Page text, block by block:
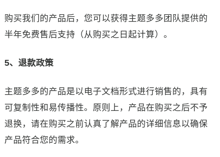
购买我们的产品后，您可以获得主题多多团队提供的
半年免费售后支持（从购买之日起计算）。
5、退款政策
主题多多的产品是以电子文档形式进行销售的，具有
可复制性和易传播性。原则上，产品在购买之后不予
退换，请在购买之前认真了解产品的详细信息以确保
产品符合您的需求。